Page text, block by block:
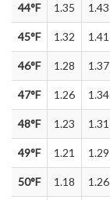
44°F 1.35 1.43
45°F 1.32 1.41
46°F 1.28 1.37
47°F 1.26 1.34
48°F 1.23 1.31
49°F 1.21 1.29
50°F 1.18 1.26